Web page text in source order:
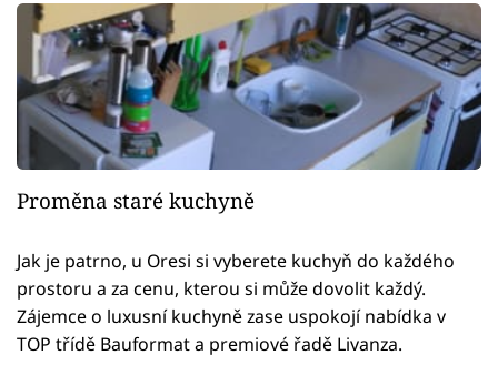
Proměna staré kuchyně
Jak je patrno, u Oresi si vyberete kuchyň do každého
prostoru a za cenu, kterou si může dovolit každý.
Zájemce o luxusní kuchyně zase uspokojí nabídka v
TOP třídě Bauformat a premiové řadě Livanza.